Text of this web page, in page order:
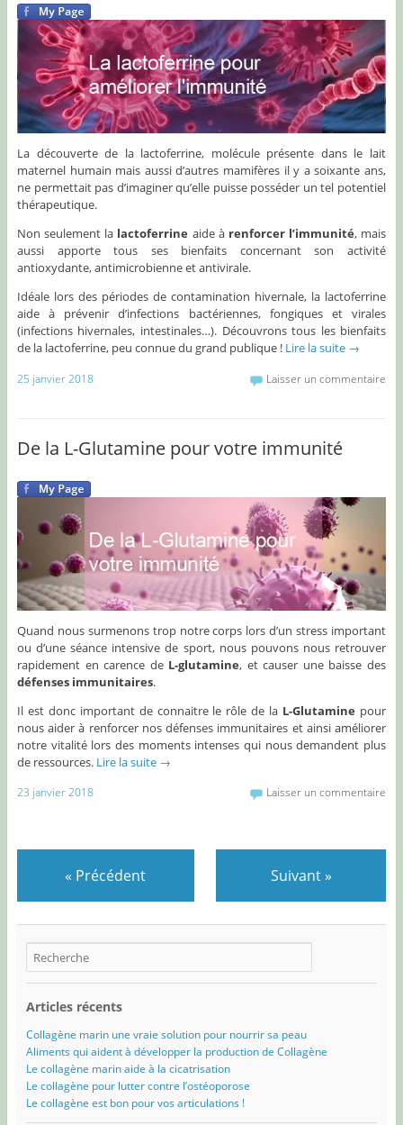
La découverte de la lactoferrine, molécule présente dans le lait
maternel humain mais aussi d’autres mamifères il y a soixante ans,
ne permettait pas d’imaginer qu’elle puisse posséder un tel potentiel
thérapeutique.
Non seulement la lactoferrine aide à renforcer l’immunité, mais
aussi apporte tous ses bienfaits concernant son activité
antioxydante, antimicrobienne et antivirale.
Idéale lors des périodes de contamination hivernale, la lactoferrine
aide à prévenir d’infections bactériennes, fongiques et virales
(infections hivernales, intestinales…). Découvrons tous les bienfaits
de la lactoferrine, peu connue du grand publique ! Lire la suite →
25 janvier 2018 Laisser un commentaire
De la L-Glutamine pour votre immunité
Quand nous surmenons trop notre corps lors d’un stress important
ou d’une séance intensive de sport, nous pouvons nous retrouver
rapidement en carence de L-glutamine, et causer une baisse des
défenses immunitaires.
Il est donc important de connaitre le rôle de la L-Glutamine pour
nous aider à renforcer nos défenses immunitaires et ainsi améliorer
notre vitalité lors des moments intenses qui nous demandent plus
de ressources. Lire la suite →
23 janvier 2018 Laisser un commentaire
« Précédent Suivant»
Articles récents
Collagène marin une vraie solution pour nourrir sa peau
Aliments qui aident à développer la production de Collagène
Le collagène marin aide à la cicatrisation
Le collagène pour lutter contre l’ostéoporose
Le collagène est bon pour vos articulations !